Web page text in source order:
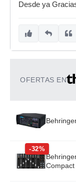
Desde ya
OFERTAS EN
-32%
Compact